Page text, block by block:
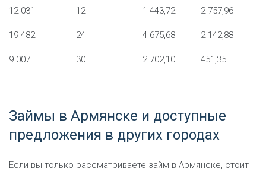
12 031 12 1 443,72 2 757,96
19 482 24 4 675,68 2 142,88
9 007 30 2 702,10 451,35
Займы в Армянске и доступные
предложения в других городах
Если вы только рассматриваете займ в Армянске, стоит